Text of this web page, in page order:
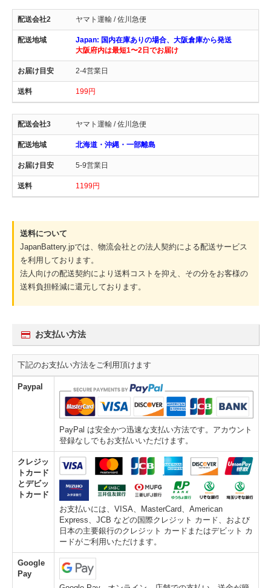
ヤマト運輸 / 佐川急便
Japan: 国内在庫ありの場合、大阪倉庫から発送
大阪府内は最短1〜2日でお届け
2-4営業日
199円
ヤマト運輸 / 佐川急便
北海道・沖縄・一部離島
5-9営業日
1199円
送料について
JapanBattery.jpでは、物流会社との法人契約による配送サービス
を利用しております。
法人向けの配送契約により送料コストを抑え、その分をお客様の
送料負担軽減に還元しております。
お支払い方法
下記のお支払い方法をご利用頂けます
Paypal
PayPal は安全かつ迅速な支払い方法です。アカウント
登録なしでもお支払いいただけます。
クレジッ
トカード
とデビッ
トカード
お支払いには、VISA、MasterCard、American
Express、JCB などの国際クレジット カード、および
日本の主要銀行のクレジット カードまたはデビット カ
ードがご利用いただけます。
Google
Pay